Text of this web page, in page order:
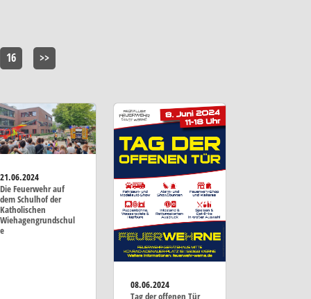
16 >>
21.06.2024
Die Feuerwehr auf
dem Schulhof der
Katholischen
Wiehagengrundschul
e
08.06.2024
Tag der offenen Tür